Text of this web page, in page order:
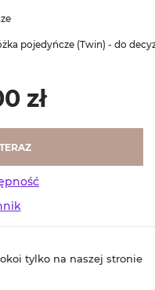
pojedyńcze (Twin) - do
zł
tylko na naszej stronie